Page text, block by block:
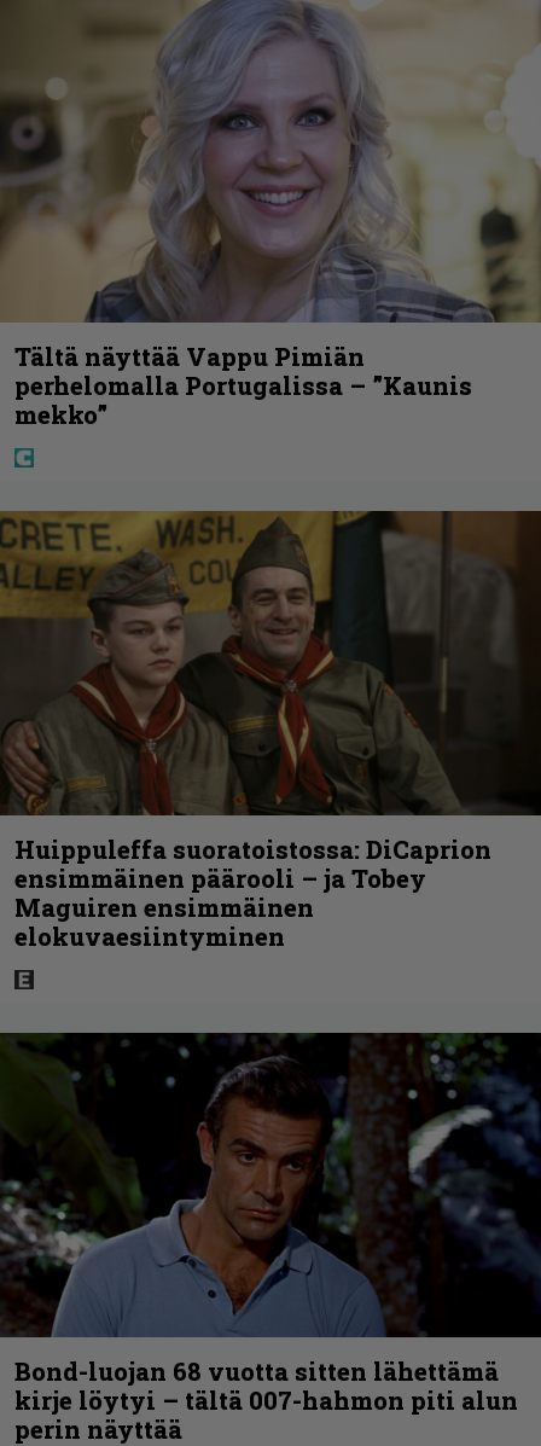
Tältä näyttää Vappu Pimiän
perhelomalla Portugalissa – ”Kaunis
mekko”
Huippuleffa suoratoistossa: DiCaprion
ensimmäinen päärooli – ja Tobey
Maguiren ensimmäinen
elokuvaesiintyminen
Bond-luojan 68 vuotta sitten lähettämä
kirje löytyi – tältä 007-hahmon piti alun
perin näyttää